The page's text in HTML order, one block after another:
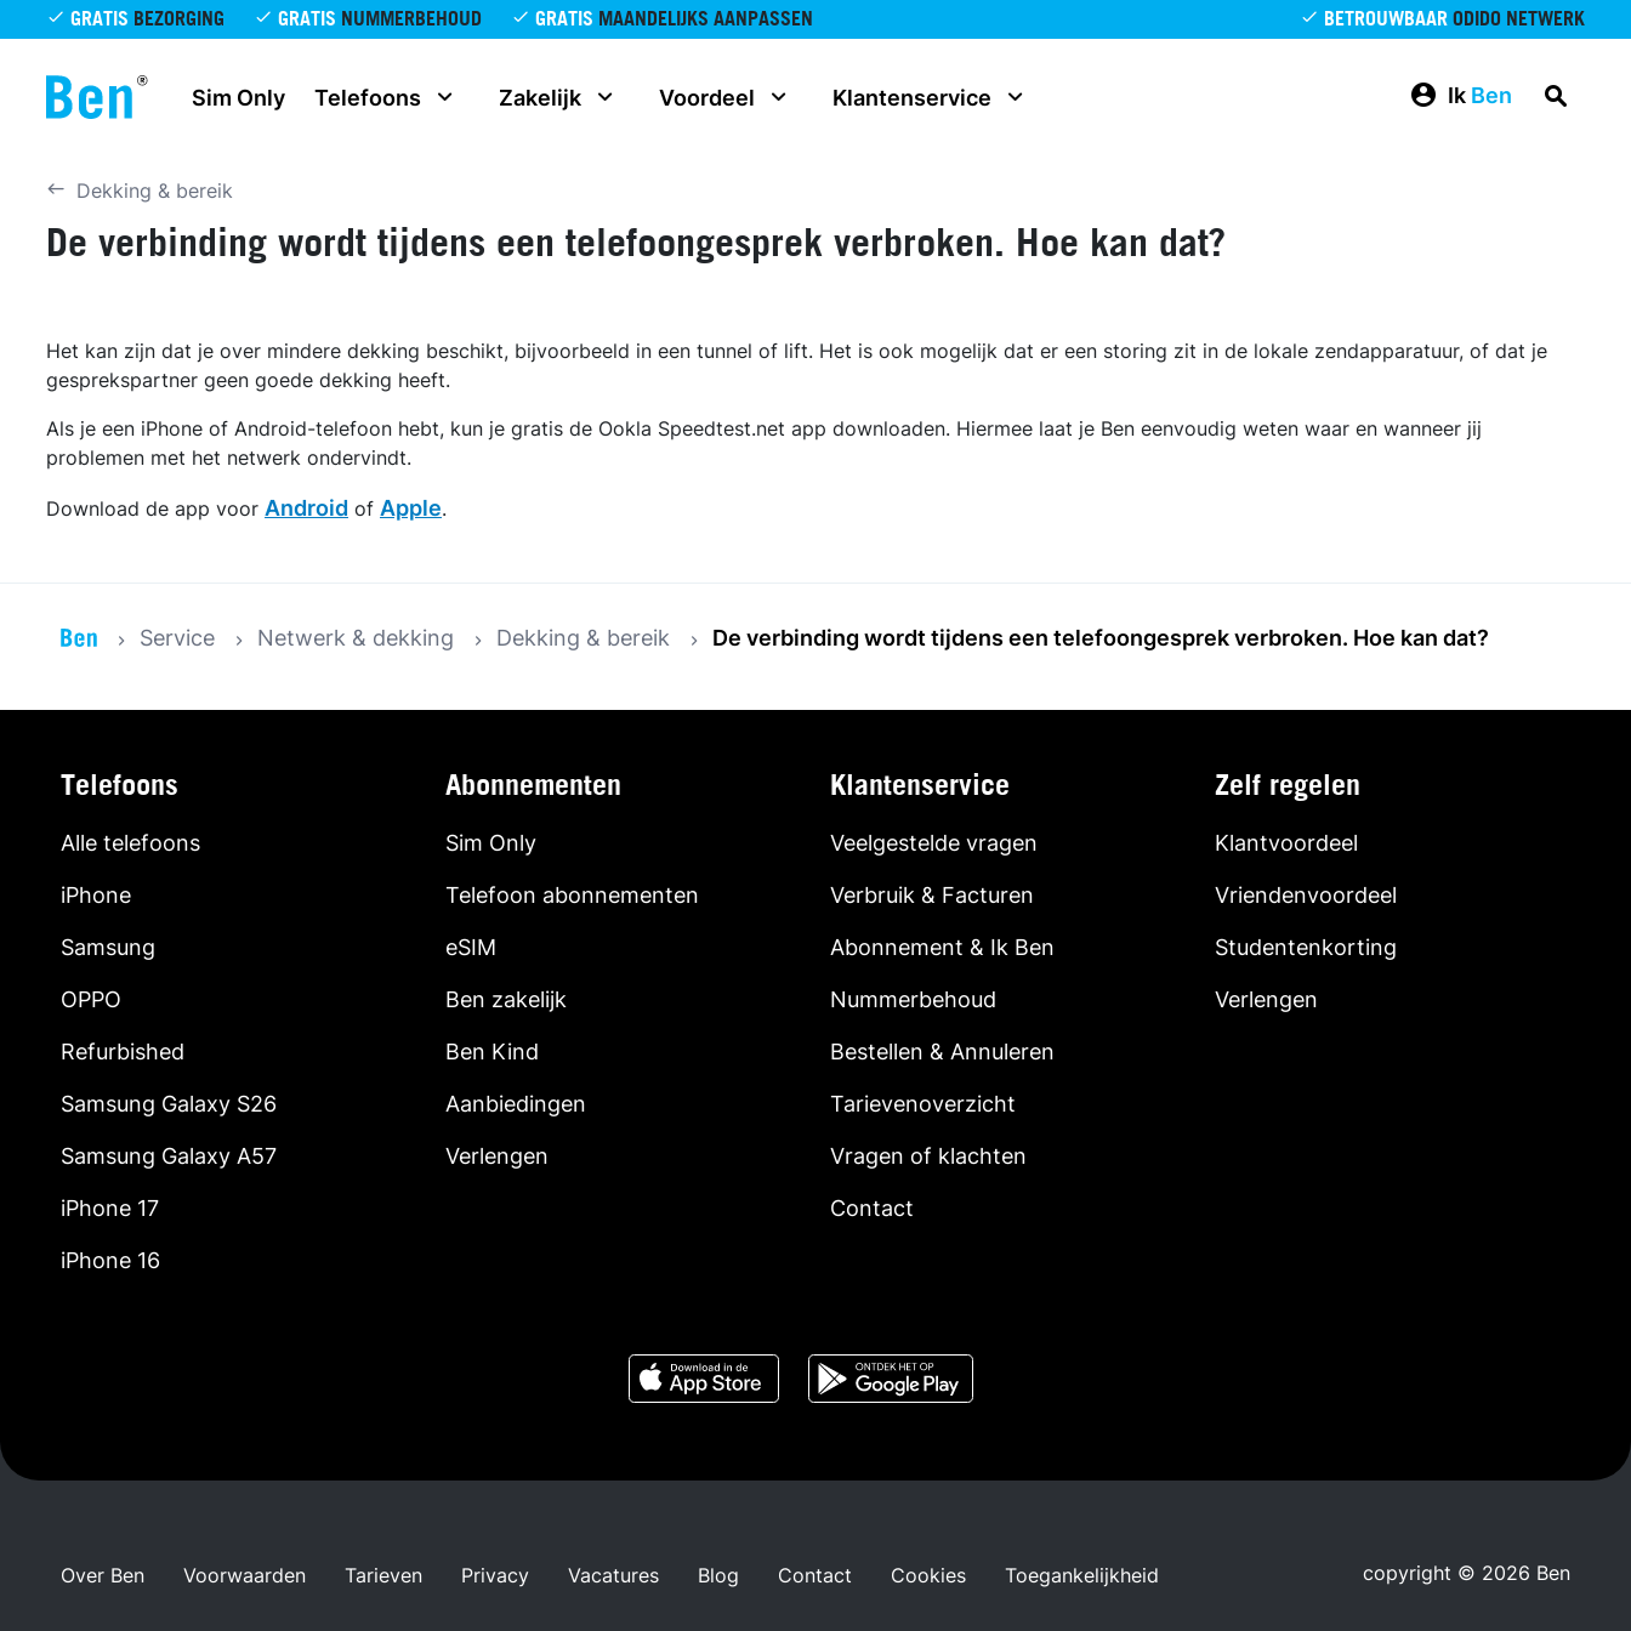
Overslaan en naar de inhoud gaan
GRATIS BEZORGING GRATIS NUMMERBEHOUD GRATIS MAANDELIJKS AANPASSEN BETROUWBAAR ODIDO NETWERK
Sim Only Telefoons Zakelijk Voordeel Klantenservice Ik Ben
Dekking & bereik
De verbinding wordt tijdens een telefoongesprek verbroken. Hoe kan dat?
Het kan zijn dat je over mindere dekking beschikt, bijvoorbeeld in een tunnel of lift. Het is ook mogelijk dat er een storing zit in de lokale zendapparatuur, of dat je
gesprekspartner geen goede dekking heeft.
Als je een iPhone of Android-telefoon hebt, kun je gratis de Ookla Speedtest.net app downloaden. Hiermee laat je Ben eenvoudig weten waar en wanneer jij
problemen met het netwerk ondervindt.
Download de app voor Android of Apple.
Service Netwerk & dekking Dekking & bereik De verbinding wordt tijdens een telefoongesprek verbroken. Hoe kan dat?
Telefoons
Alle telefoons
iPhone
Samsung
OPPO
Refurbished
Samsung Galaxy S26
Samsung Galaxy A57
iPhone 17
iPhone 16
Abonnementen
Sim Only
Telefoon abonnementen
eSIM
Ben zakelijk
Ben Kind
Aanbiedingen
Verlengen
Klantenservice
Veelgestelde vragen
Verbruik & Facturen
Abonnement & Ik Ben
Nummerbehoud
Bestellen & Annuleren
Tarievenoverzicht
Vragen of klachten
Contact
Zelf regelen
Klantvoordeel
Vriendenvoordeel
Studentenkorting
Verlengen
Over Ben Voorwaarden Tarieven Privacy Vacatures Blog Contact Cookies Toegankelijkheid copyright © 2026 Ben